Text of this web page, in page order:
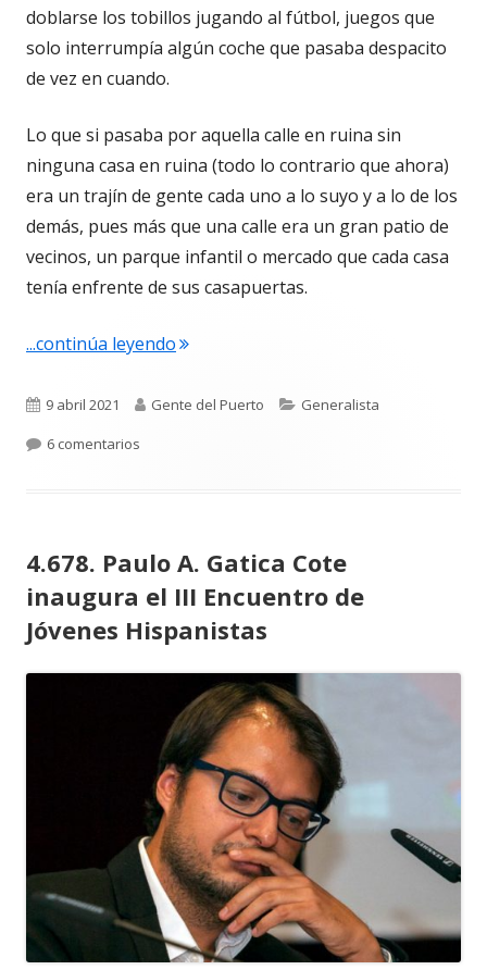
doblarse los tobillos jugando al fútbol, juegos que
solo interrumpía algún coche que pasaba despacito
de vez en cuando.
Lo que si pasaba por aquella calle en ruina sin
ninguna casa en ruina (todo lo contrario que ahora)
era un trajín de gente cada uno a lo suyo y a lo de los
demás, pues más que una calle era un gran patio de
vecinos, un parque infantil o mercado que cada casa
tenía enfrente de sus casapuertas.
...continúa leyendo"4.679. La calle Zarza. La visión de un
Publicado
el
9 abril 2021 Autor
Gente del Puerto Categorías
Generalista
6 comentarios
4.678. Paulo A. Gatica Cote
inaugura el III Encuentro de
Jóvenes Hispanistas